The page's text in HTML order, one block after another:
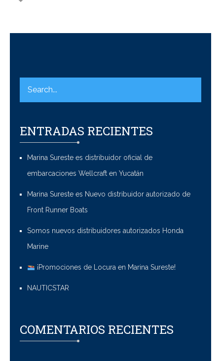
ENTRADAS RECIENTES
Marina Sureste es distribuidor oficial de
embarcaciones Wellcraft en Yucatán
Marina Sureste es Nuevo distribuidor autorizado de
Front Runner Boats
Somos nuevos distribuidores autorizados Honda
Marine
¡Promociones de Locura en Marina Sureste!
NAUTICSTAR
COMENTARIOS RECIENTES